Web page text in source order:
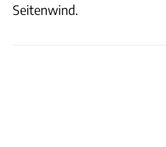
Seitenwind.